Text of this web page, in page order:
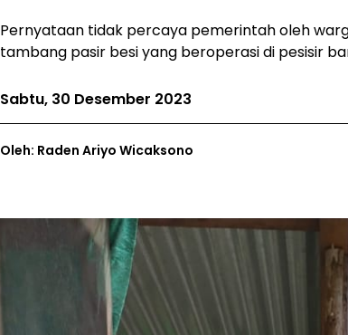
Pernyataan tidak percaya pemerintah oleh
tambang pasir besi yang beroperasi di pesisir
Sabtu, 30 Desember 2023
Oleh: Raden Ariyo Wicaksono